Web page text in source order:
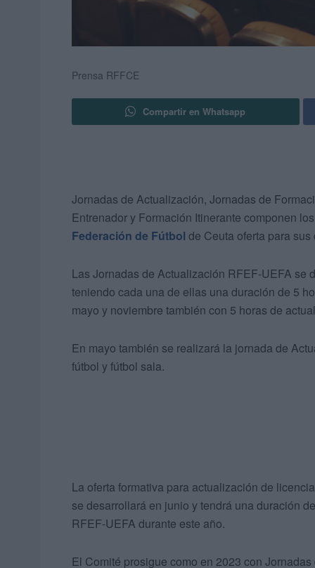
Prensa RFFCE
Compartir en Whatsapp
Jornadas de Actualización, Jornadas de
Entrenador y Formación Itinerante componen
Federación de Fútbol de Ceuta oferta para
Las Jornadas de Actualización RFEF-UEFA se
teniendo cada una de ellas una duración de 5
mayo y noviembre también con 5 horas de
En mayo también se realizará la jornada de
fútbol y fútbol sala.
La oferta formativa para actualización de
se desarrollará en junio y tendrá una duración
RFEF-UEFA durante este año.
El Comité prosigue como en 2023 con